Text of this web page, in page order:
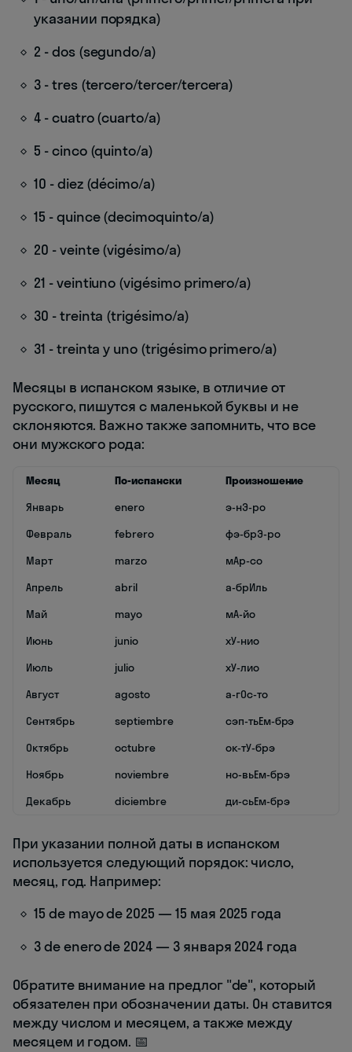
указании порядка)
2 - dos (segundo/a)
3 - tres (tercero/tercer/tercera)
4 - cuatro (cuarto/a)
5 - cinco (quinto/a)
10 - diez (décimo/a)
15 - quince (decimoquinto/a)
20 - veinte (vigésimo/a)
21 - veintiuno (vigésimo primero/a)
30 - treinta (trigésimo/a)
31 - treinta y uno (trigésimo primero/a)
Месяцы в испанском языке, в отличие от
русского, пишутся с маленькой буквы и не
склоняются. Важно также запомнить, что все
они мужского рода:
Месяц По-испански
Произношение
Январь
enero
э-нЭ-ро
Февраль
febrero
фэ-брЭ-ро
Март
marzo
мАр-со
Апрель
abril
а-брИль
Май
mayo
мА-йо
Июнь
junio
хУ-нио
Июль
julio
хУ-лио
Август
agosto
а-гОс-то
Сентябрь
septiembre
сэп-тьЕм-брэ
Октябрь
octubre
ок-тУ-брэ
Ноябрь
noviembre
но-вьЕм-брэ
Декабрь
diciembre ди-сьЕм-брэ
При указании полной даты в испанском
используется следующий порядок: число,
месяц, год. Например:
15 de mayo de 2025 — 15 мая 2025 года
3 de enero de 2024 — 3 января 2024 года
Обратите внимание на предлог "de", который
обязателен при обозначении даты. Он ставится
между числом и месяцем, а также между
месяцем и годом. 📅